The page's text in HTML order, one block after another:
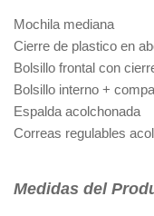
Mochila mediana
Cierre de plastico en
Bolsillo frontal con
Bolsillo interno +
Espalda acolchonada
Correas regulables
Medidas del